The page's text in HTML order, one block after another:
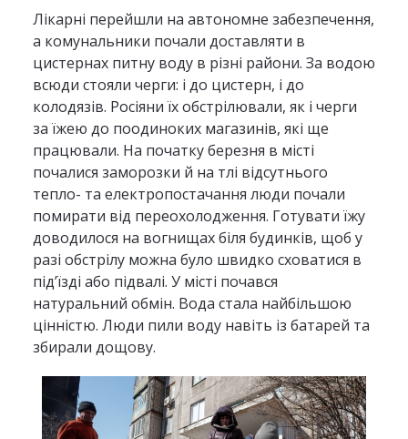
Лікарні перейшли на автономне забезпечення,
а комунальники почали доставляти в
цистернах питну воду в різні райони. За водою
всюди стояли черги: і до цистерн, і до
колодязів. Росіяни їх обстрілювали, як і черги
за їжею до поодиноких магазинів, які ще
працювали. На початку березня в місті
почалися заморозки й на тлі відсутнього
тепло- та електропостачання люди почали
помирати від переохолодження. Готувати їжу
доводилося на вогнищах біля будинків, щоб у
разі обстрілу можна було швидко сховатися в
під’їзді або підвалі. У місті почався
натуральний обмін. Вода стала найбільшою
цінністю. Люди пили воду навіть із батарей та
збирали дощову.